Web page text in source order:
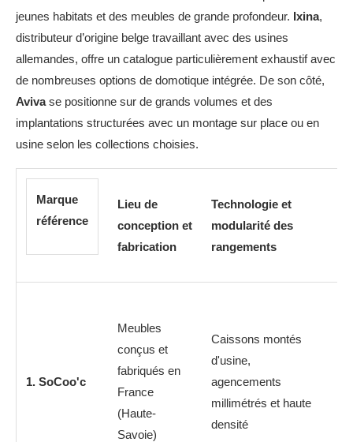
jeunes habitats et des meubles de grande profondeur. Ixina,
distributeur d’origine belge travaillant avec des usines
allemandes, offre un catalogue particulièrement exhaustif avec
de nombreuses options de domotique intégrée. De son côté,
Avivase positionne sur de grands volumes et des
implantations structurées avec un montage sur place ou en
usine selon les collections choisies.
Marque
référence
Lieu de
conception et
fabrication
Technologie et
modularité des
rangements
1. SoCoo'c
Meubles
conçus et
fabriqués en
France
(Haute-
Savoie)
Caissons montés
d'usine,
agencements
millimétrés et haute
densité